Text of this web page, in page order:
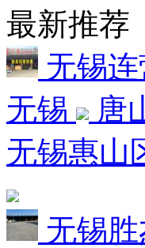
最新推荐
无锡
无锡
唐
无锡惠山
无锡